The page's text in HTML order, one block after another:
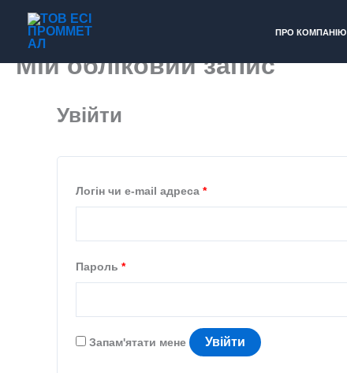
Перейти
вмісту
ПРО КОМПАНІЮ
Мій обліковий запис
Увійти
Логін чи e-mail адреса *Обов’язкове
Пароль *Обов’язкове
Запам'ятати мене Увійти